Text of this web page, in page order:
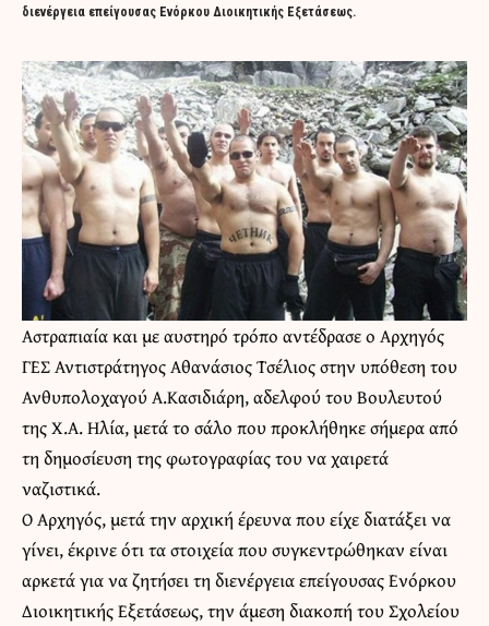
διενέργεια επείγουσας Ενόρκου Διοικητικής Εξετάσεως.
Αστραπιαία και με αυστηρό τρόπο αντέδρασε ο Αρχηγός
ΓΕΣ Αντιστράτηγος Αθανάσιος Τσέλιος στην υπόθεση του
Ανθυπολοχαγού Α.Κασιδιάρη, αδελφού του Βουλευτού
της Χ.Α. Ηλία, μετά το σάλο που προκλήθηκε σήμερα από
τη δημοσίευση της φωτογραφίας του να χαιρετά
ναζιστικά.
Ο Αρχηγός, μετά την αρχική έρευνα που είχε διατάξει να
γίνει, έκρινε ότι τα στοιχεία που συγκεντρώθηκαν είναι
αρκετά για να ζητήσει τη διενέργεια επείγουσας Ενόρκου
Διοικητικής Εξετάσεως, την άμεση διακοπή του Σχολείου